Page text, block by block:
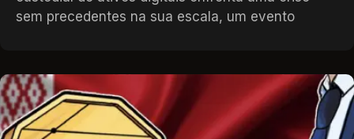
sem precedentes na sua escala, um evento